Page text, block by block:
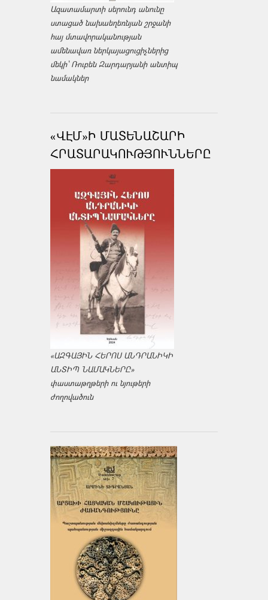
Ազատամարտի սերունդ անունը
ստացած նախաեղեռնյան շրջանի
հայ մտավորականության
ամենավառ ներկայացուցիչներից
մեկի՝ Ռուբեն Զարդարյանի անտիպ
նամակներ
«ՎԷՄ»Ի ՄԱՏԵՆԱՇԱՐԻ
ՀՐԱՏԱՐԱԿՈՒԹՅՈՒՆՆԵՐԸ
«ԱԶԳԱՅԻՆ ՀԵՐՈՍ ԱՆԴՐԱՆԻԿԻ
ԱՆՏԻՊ ՆԱՄԱԿՆԵՐԸ»
փաստաթղթերի ու նյութերի
ժողովածուն